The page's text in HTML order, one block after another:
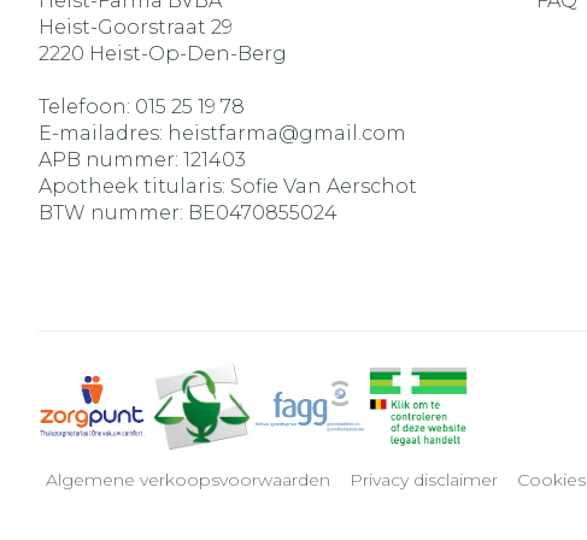
Heist-Goorstraat 29
2220 Heist-Op-Den-Berg
Telefoon: 015 25 19 78
E-mailadres: heistfarma@gmail.com
APB nummer: 121403
Apotheek titularis: Sofie Van Aerschot
BTW nummer: BE0470855024
Algemene verkoopsvoorwaarden Privacy disclaimer Cookies